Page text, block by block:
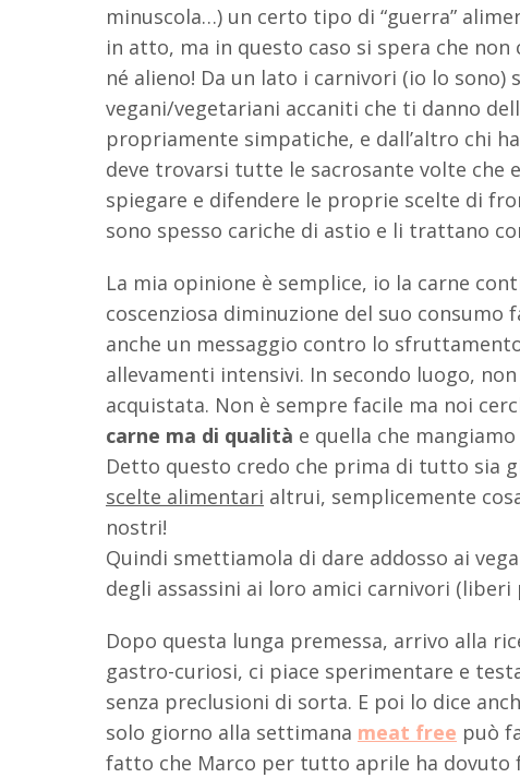
minuscola…) un certo tipo di “guerra”
in atto, ma in questo caso si spera che
né alieno! Da un lato i carnivori (io lo
vegani/vegetariani accaniti che ti danno
propriamente simpatiche, e dall’altro chi
deve trovarsi tutte le sacrosante volte che
spiegare e difendere le proprie scelte di
sono spesso cariche di astio e li trattano
La mia opinione è semplice, io la carne
coscenziosa diminuzione del suo consumo
anche un messaggio contro lo
allevamenti intensivi. In secondo luogo,
acquistata. Non è sempre facile ma noi
carne ma di qualità e quella che
Detto questo credo che prima di tutto sia
scelte alimentari altrui, semplicemente
nostri!
Quindi smettiamola di dare addosso ai
degli assassini ai loro amici carnivori
Dopo questa lunga premessa, arrivo alla
gastro-curiosi, ci piace sperimentare e
senza preclusioni di sorta. E poi lo dice
solo giorno alla settimana meat free può
fatto che Marco per tutto aprile ha dovuto